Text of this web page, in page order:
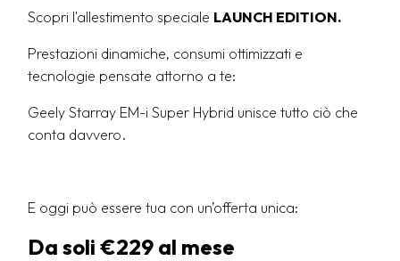
Scopri l'allestimento speciale LAUNCH EDITION.
Prestazioni dinamiche, consumi ottimizzati e
tecnologie pensate attorno a te:
Geely Starray EM-i Super Hybrid unisce tutto ciò che
conta davvero.
E oggi può essere tua con un’offerta unica:
Da soli €229 al mese